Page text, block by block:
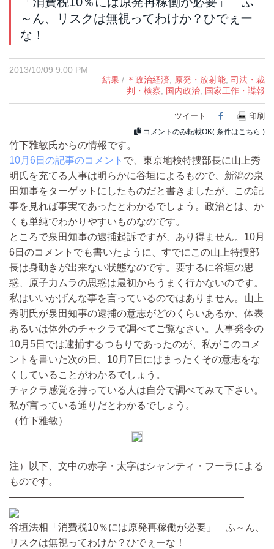
～ん、リスクは無視ってわけか？ひでぇー
な！
2013/10/09 9:00 PM
結果 / ＊政治経済, 原発・放射能, 司法・裁
判・検察, 国内政治, 国家工作・諜報
ツイート Facebook
印刷
コメントのみ転載OK( 条件はこちら )
竹下雅敏氏からの情報です。
10月6日の記事のコメント で、東京地検特捜部長に山上秀
明氏を充てる人事は明らかに谷垣によるもので、新潟の泉
田知事をターゲットにしたものだと書きましたが、この記
事を見れば事実であったとわかるでしょう。政治とは、か
くも単純でわかりやすいものなのです。
ところで泉田知事の逮捕起訴ですが、あり得ません。10月
6日のコメントでも書いたように、すでにこの山上特捜部
長は身動きが出来ない状態なのです。要するに谷垣の思
惑、原子力ムラの思惑は最初からうまく行かないのです。
私はいいかげんな事を言っているのではありません。山上
秀明氏が泉田知事の逮捕の意志がどのくらいあるか、体表
あるいは体外のチャクラで調べてご覧なさい。人事発令の
10月5日では逮捕するつもりであったのが、私がこのコメ
ントを書いた次の日、10月7日にはまったくその意志をな
くしていることがわかるでしょう。
チャクラ感覚を持っている人は自分で調べてみて下さい。
私が言っている通りだとわかるでしょう。
（竹下雅敏）
注）以下、文中の赤字・太字はシャンティ・フーラによる
ものです。
————————————————————————
谷垣法相「消費税10％には原発再稼働が必要」 ふ～ん、
リスクは無視ってわけか？ひでぇーな！